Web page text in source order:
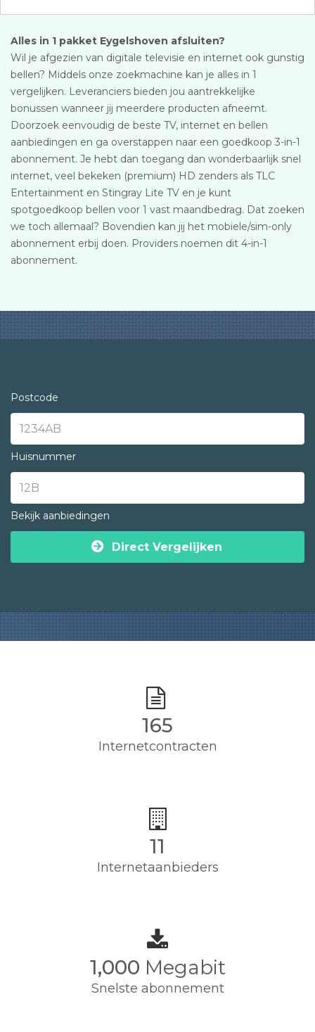
Alles in 1 pakket Eygelshoven afsluiten?
Wil je afgezien van digitale televisie en internet ook gunstig
bellen? Middels onze zoekmachine kan je alles in 1
vergelijken. Leveranciers bieden jou aantrekkelijke
bonussen wanneer jij meerdere producten afneemt.
Doorzoek eenvoudig de beste TV, internet en bellen
aanbiedingen en ga overstappen naar een goedkoop 3-in-1
abonnement. Je hebt dan toegang dan wonderbaarlijk snel
internet, veel bekeken (premium) HD zenders als TLC
Entertainment en Stingray Lite TV en je kunt
spotgoedkoop bellen voor 1 vast maandbedrag. Dat zoeken
we toch allemaal? Bovendien kan jij het mobiele/sim-only
abonnement erbij doen. Providers noemen dit 4-in-1
abonnement.
Postcode
Huisnummer
Bekijk aanbiedingen
Direct Vergelijken
165
Internetcontracten
11
Internetaanbieders
1,000 Megabit
Snelste abonnement